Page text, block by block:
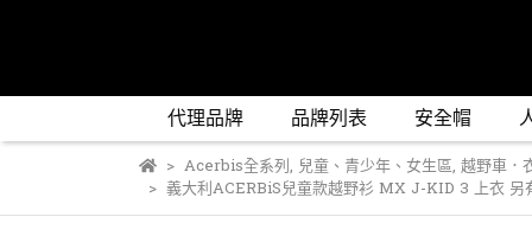
代理品牌 品牌列表 安全帽
Acerbis全系列, 兒童、青少年、女生區, 越野車．
義大利ACERBiS兒童款越野衫 MX J-KID 3 上衣